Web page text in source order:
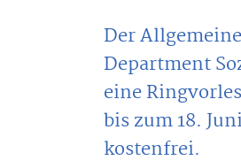
Der
Department
eine
bis zum 18.
kostenfrei.